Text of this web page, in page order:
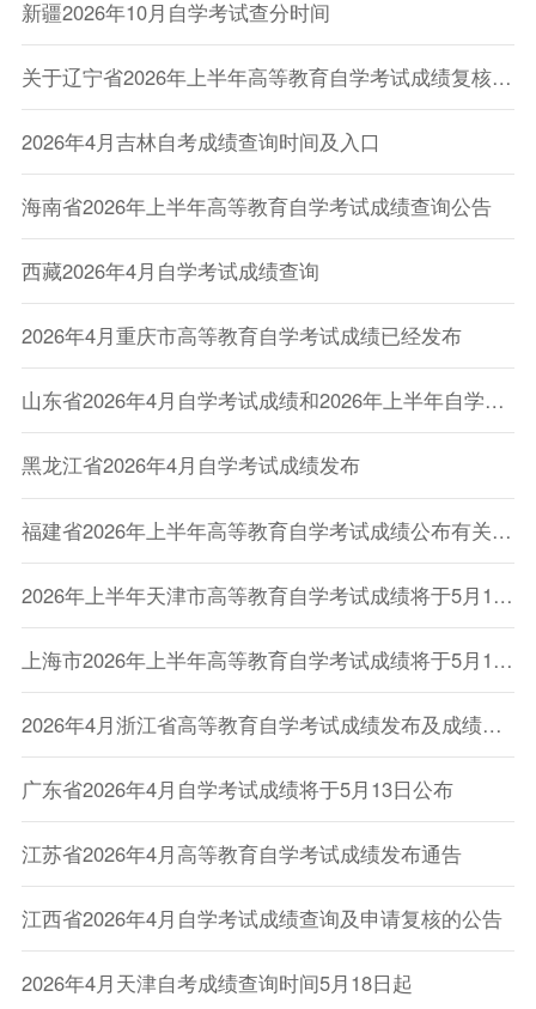
新疆2026年10月自学考试查分时间
关于辽宁省2026年上半年高等教育自学考试成绩复核的公告
2026年4月吉林自考成绩查询时间及入口
海南省2026年上半年高等教育自学考试成绩查询公告
西藏2026年4月自学考试成绩查询
2026年4月重庆市高等教育自学考试成绩已经发布
山东省2026年4月自学考试成绩和2026年上半年自学考试毕业及实践环节考核成绩发布公告
黑龙江省2026年4月自学考试成绩发布
福建省2026年上半年高等教育自学考试成绩公布有关事宜的通告
2026年上半年天津市高等教育自学考试成绩将于5月18日发布
上海市2026年上半年高等教育自学考试成绩将于5月18日公布
2026年4月浙江省高等教育自学考试成绩发布及成绩查对事宜通告
广东省2026年4月自学考试成绩将于5月13日公布
江苏省2026年4月高等教育自学考试成绩发布通告
江西省2026年4月自学考试成绩查询及申请复核的公告
2026年4月天津自考成绩查询时间5月18日起